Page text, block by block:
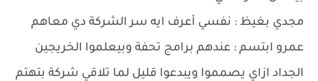
مجدي بغيظ : نفسي أعرف ايه سر الشركة دي معاهم
عمرو ابتسم : عندهم برامج تحفة وبيعلموا الخريجين
الجداد ازاي يصمموا ويبدعوا قليل لما تلاقي شركة بتهتم